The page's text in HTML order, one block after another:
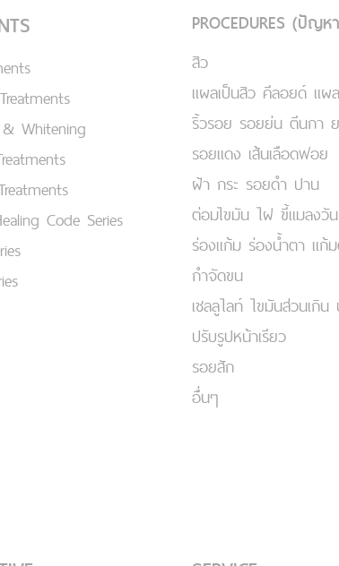
Whitening
Code Series
PROCEDURES (ปัญห
สิว
แผลเป็นสิว คีลอยด์ แผ
ริ้วรอย รอยย่น ตีนกา
รอยแดง เส้นเลือดฟอย
ฝ้า กระ รอยดำ ปาน
ต่อมไขมัน ไฝ ขี้แมลงวั
ร่องแก้ม ร่องน้ำตา แก้
กำจัดขน
เชลลูไลท์ ไขมันส่วนเกิน
ปรับรูปหน้าเรียว
รอยสัก
อื่นๆ